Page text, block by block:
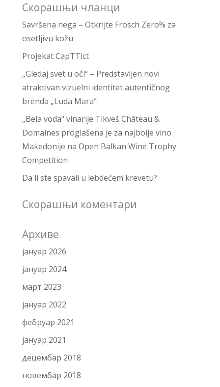
Скорашњи чланци
Savršena nega – Otkrijte Frosch Zero% za
osetljivu kožu
Projekat CapTTict
„Gledaj svet u oči“ – Predstavljen novi
atraktivan vizuelni identitet autentičnog
brenda „Luda Mara“
„Bela voda“ vinarije Tikveš Château &
Domaines proglašena je za najbolje vino
Makedonije na Open Balkan Wine Trophy
Competition
Da li ste spavali u lebdećem krevetu?
Скорашњи коментари
Архиве
јануар 2026
јануар 2024
март 2023
јануар 2022
фебруар 2021
јануар 2021
децембар 2018
новембар 2018